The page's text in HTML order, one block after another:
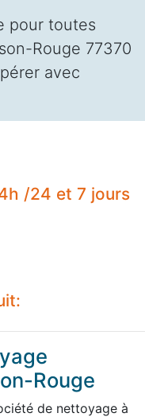
pour toutes
Rouge 77370
avec
/24 et 7 jours
Rouge
de nettoyage à